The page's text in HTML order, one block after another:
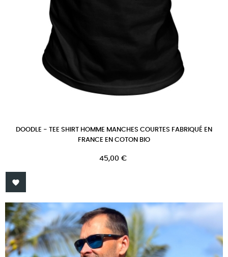
DOODLE - TEE SHIRT HOMME MANCHES COURTES FABRIQUÉ EN
FRANCE EN COTON BIO
Prix
45,00 €
